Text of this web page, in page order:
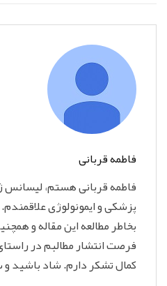
فاطمه قربانی
فاطمه قربانی هستم، لیسانس
پزشکی و ایمونولوژی
بخاطر مطالعه این مقاله و
فرصت انتشار مطالبم در
کمال تشکر دارم. شاد باشید